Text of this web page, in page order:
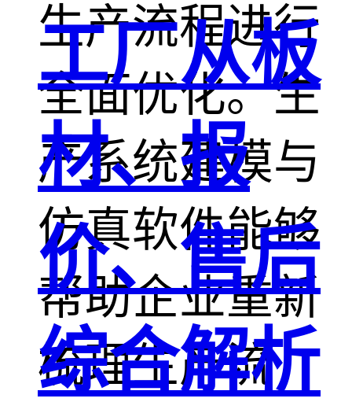
生产流程进行
全面优化。生
产系统建模与
仿真软件能够
帮助企业重新
梳理生产流
工厂从板
材、报
价、售后
综合解析